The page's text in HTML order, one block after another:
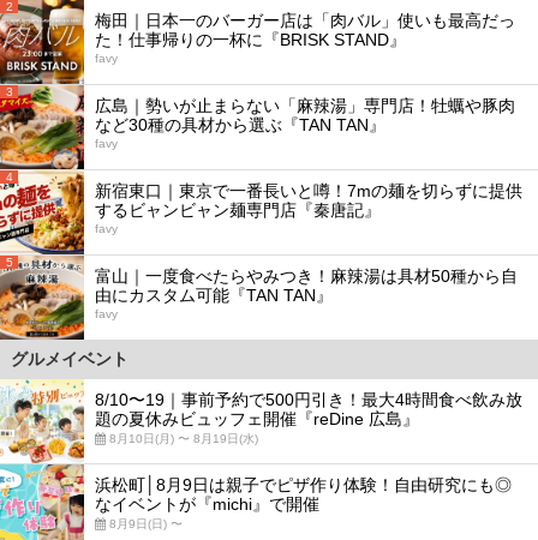
2
梅田｜日本一のバーガー店は「肉バル」使いも最高だっ
た！仕事帰りの一杯に『BRISK STAND』
favy
3
広島｜勢いが止まらない「麻辣湯」専門店！牡蠣や豚肉
など30種の具材から選ぶ『TAN TAN』
favy
4
新宿東口｜東京で一番長いと噂！7mの麺を切らずに提供
するビャンビャン麺専門店『秦唐記』
favy
5
富山｜一度食べたらやみつき！麻辣湯は具材50種から自
由にカスタム可能『TAN TAN』
favy
グルメイベント
8/10〜19｜事前予約で500円引き！最大4時間食べ飲み放
題の夏休みビュッフェ開催『reDine 広島』
8月10日(月) 〜 8月19日(水)
浜松町│8月9日は親子でピザ作り体験！自由研究にも◎
なイベントが『michi』で開催
8月9日(日) 〜